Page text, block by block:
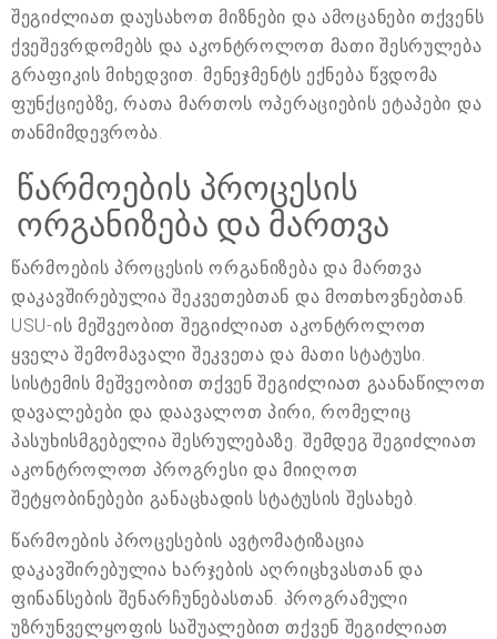
შეგიძლიათ დაუსახოთ მიზნები და ამოცანები თქვენს
ქვეშევრდომებს და აკონტროლოთ მათი შესრულება
გრაფიკის მიხედვით. მენეჯმენტს ექნება წვდომა
ფუნქციებზე, რათა მართოს ოპერაციების ეტაპები და
თანმიმდევრობა.
წარმოების პროცესის
ორგანიზება და მართვა
წარმოების პროცესის ორგანიზება და მართვა
დაკავშირებულია შეკვეთებთან და მოთხოვნებთან.
USU-ის მეშვეობით შეგიძლიათ აკონტროლოთ
ყველა შემომავალი შეკვეთა და მათი სტატუსი.
სისტემის მეშვეობით თქვენ შეგიძლიათ გაანაწილოთ
დავალებები და დაავალოთ პირი, რომელიც
პასუხისმგებელია შესრულებაზე. შემდეგ შეგიძლიათ
აკონტროლოთ პროგრესი და მიიღოთ
შეტყობინებები განაცხადის სტატუსის შესახებ.
წარმოების პროცესების ავტომატიზაცია
დაკავშირებულია ხარჯების აღრიცხვასთან და
ფინანსების შენარჩუნებასთან. პროგრამული
უზრუნველყოფის საშუალებით თქვენ შეგიძლიათ